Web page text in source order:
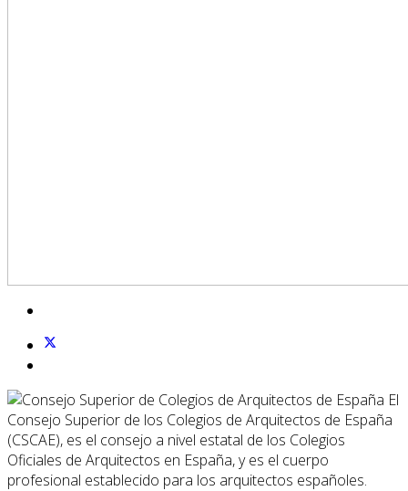
El
Consejo Superior de los Colegios de Arquitectos de España
(CSCAE), es el consejo a nivel estatal de los Colegios
Oficiales de Arquitectos en España, y es el cuerpo
profesional establecido para los arquitectos españoles.